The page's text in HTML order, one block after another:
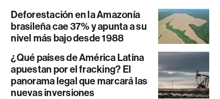
Deforestación en la Amazonía
brasileña cae 37% y apunta a su
nivel más bajo desde 1988
¿Qué países de América Latina
apuestan por el fracking? El
panorama legal que marcará las
nuevas inversiones